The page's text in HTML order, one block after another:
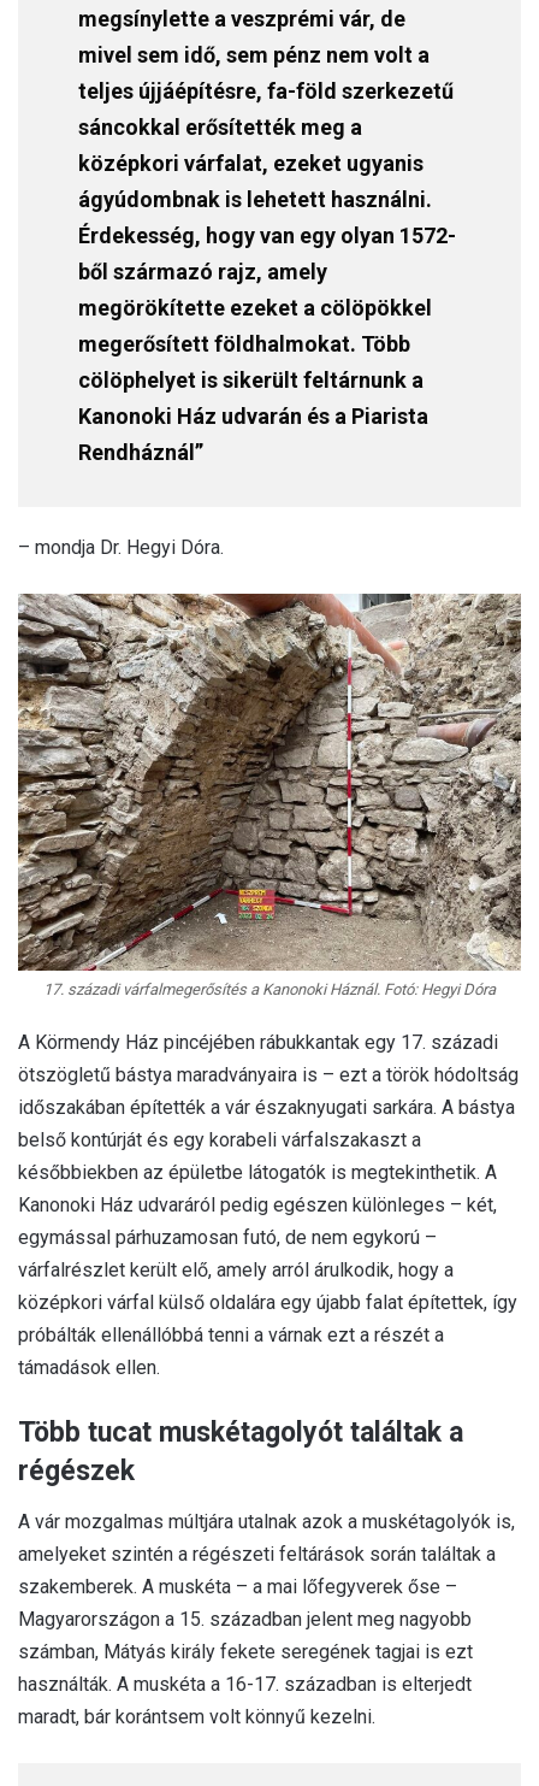
megsínylette a veszprémi vár, de
mivel sem idő, sem pénz nem volt a
teljes újjáépítésre, fa-föld szerkezetű
sáncokkal erősítették meg a
középkori várfalat, ezeket ugyanis
ágyúdombnak is lehetett használni.
Érdekesség, hogy van egy olyan 1572-
ből származó rajz, amely
megörökítette ezeket a cölöpökkel
megerősített földhalmokat. Több
cölöphelyet is sikerült feltárnunk a
Kanonoki Ház udvarán és a Piarista
Rendháznál”
– mondja Dr. Hegyi Dóra.
17. századi várfalmegerősítés a Kanonoki Háznál. Fotó: Hegyi Dóra
A Körmendy Ház pincéjében rábukkantak egy 17. századi
ötszögletű bástya maradványaira is – ezt a török hódoltság
időszakában építették a vár északnyugati sarkára. A bástya
belső kontúrját és egy korabeli várfalszakaszt a
későbbiekben az épületbe látogatók is megtekinthetik. A
Kanonoki Ház udvaráról pedig egészen különleges – két,
egymással párhuzamosan futó, de nem egykorú –
várfalrészlet került elő, amely arról árulkodik, hogy a
középkori várfal külső oldalára egy újabb falat építettek, így
próbálták ellenállóbbá tenni a várnak ezt a részét a
támadások ellen.
Több tucat muskétagolyót találtak a
régészek
A vár mozgalmas múltjára utalnak azok a muskétagolyók is,
amelyeket szintén a régészeti feltárások során találtak a
szakemberek. A muskéta – a mai lőfegyverek őse –
Magyarországon a 15. században jelent meg nagyobb
számban, Mátyás király fekete seregének tagjai is ezt
használták. A muskéta a 16-17. században is elterjedt
maradt, bár korántsem volt könnyű kezelni.